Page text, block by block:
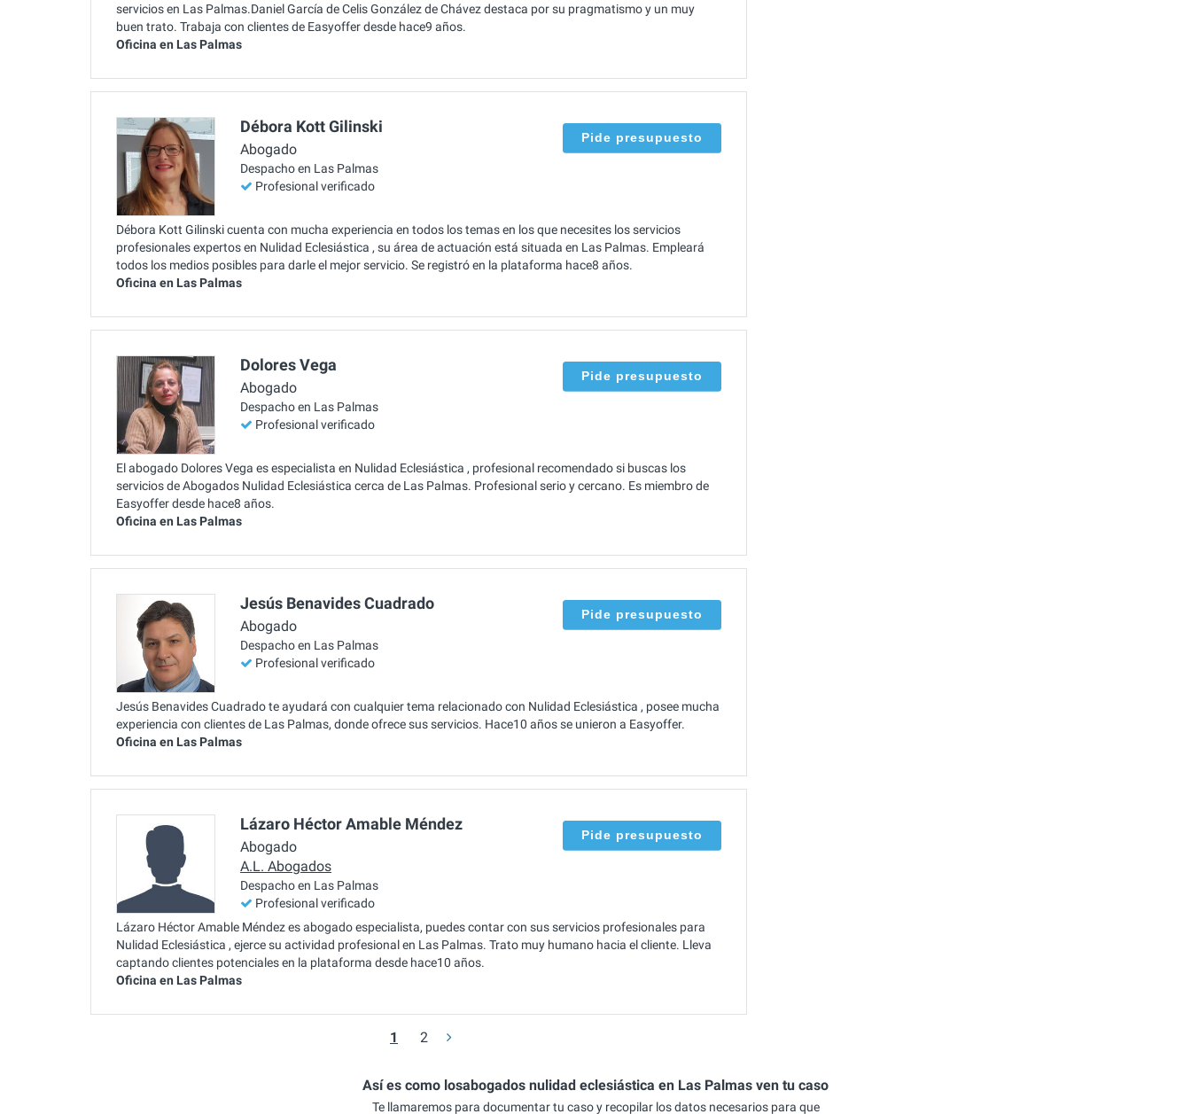
servicios en Las Palmas.Daniel García de Celis González de Chávez destaca por su pragmatismo y un muy
buen trato. Trabaja con clientes de Easyoffer desde hace9 años.
Oficina en Las Palmas
Débora Kott Gilinski
Abogado
Despacho en Las Palmas
Profesional verificado
Pide presupuesto
Débora Kott Gilinski cuenta con mucha experiencia en todos los temas en los que necesites los servicios
profesionales expertos en Nulidad Eclesiástica , su área de actuación está situada en Las Palmas. Empleará
todos los medios posibles para darle el mejor servicio. Se registró en la plataforma hace8 años.
Oficina en Las Palmas
Dolores Vega
Abogado
Despacho en Las Palmas
Profesional verificado
Pide presupuesto
El abogado Dolores Vega es especialista en Nulidad Eclesiástica , profesional recomendado si buscas los
servicios de Abogados Nulidad Eclesiástica cerca de Las Palmas. Profesional serio y cercano. Es miembro de
Easyoffer desde hace8 años.
Oficina en Las Palmas
Jesús Benavides Cuadrado
Abogado
Despacho en Las Palmas
Profesional verificado
Pide presupuesto
Jesús Benavides Cuadrado te ayudará con cualquier tema relacionado con Nulidad Eclesiástica , posee mucha
experiencia con clientes de Las Palmas, donde ofrece sus servicios. Hace10 años se unieron a Easyoffer.
Oficina en Las Palmas
Lázaro Héctor Amable Méndez
Abogado
A.L. Abogados
Despacho en Las Palmas
Profesional verificado
Pide presupuesto
Lázaro Héctor Amable Méndez es abogado especialista, puedes contar con sus servicios profesionales para
Nulidad Eclesiástica , ejerce su actividad profesional en Las Palmas. Trato muy humano hacia el cliente. Lleva
captando clientes potenciales en la plataforma desde hace10 años.
Oficina en Las Palmas
1 2
Así es como losabogados nulidad eclesiástica en Las Palmas ven tu caso
Te llamaremos para documentar tu caso y recopilar los datos necesarios para que